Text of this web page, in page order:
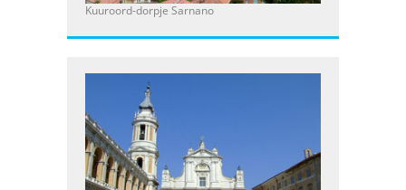
Kuuroord-dorpje Sarnano